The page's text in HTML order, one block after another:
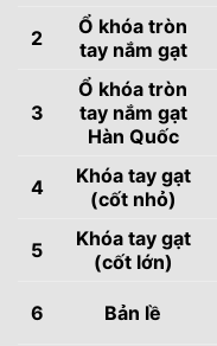
2
Ổ khóa tròn
tay nắm gạt
3
Ổ khóa tròn
tay nắm gạt
Hàn Quốc
4
Khóa tay gạt
(cốt nhỏ)
5
Khóa tay gạt
(cốt lớn)
6 Bản lề